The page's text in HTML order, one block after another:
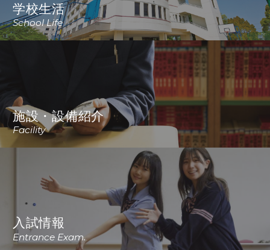
学校生活
School Life
施設・設備紹介
Facility
入試情報
Entrance Exam.